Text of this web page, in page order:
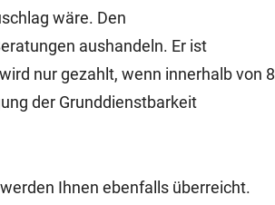
wäre. Den
aushandeln. Er ist
nur gezahlt, wenn innerhalb von 8
der Grunddienstbarkeit
Ihnen ebenfalls überreicht.